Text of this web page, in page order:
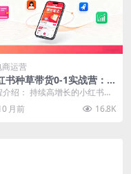
商运营
书种草带货0-1实战营：
生产/达人对接/付费投放/
运营打法
介绍： 持续高增长的小红书，
断吸引着越来越多商家的目
套更务实、可复...
月前 16.8K